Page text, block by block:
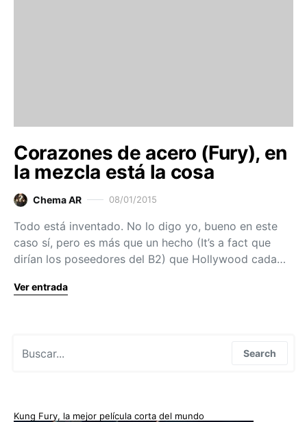
Corazones de acero (Fury), en
la mezcla está la cosa
Chema AR 08/01/2015
Todo está inventado. No lo digo yo, bueno en este
caso sí, pero es más que un hecho (It’s a fact que
dirían los poseedores del B2) que Hollywood cada…
Ver entrada
Search
Kung Fury, la mejor película corta del mundo